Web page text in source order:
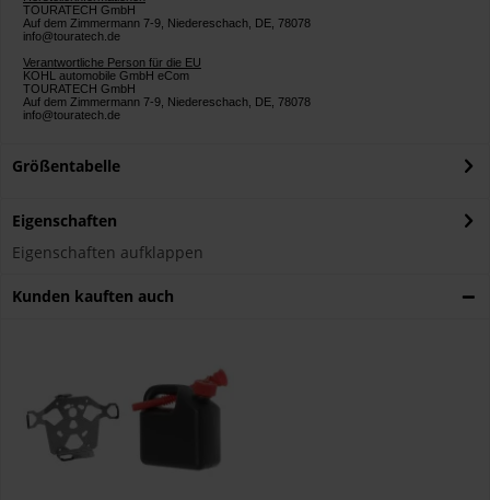
TOURATECH GmbH
Auf dem Zimmermann 7-9, Niedereschach, DE, 78078
info@touratech.de
Verantwortliche Person für die EU
KOHL automobile GmbH eCom
TOURATECH GmbH
Auf dem Zimmermann 7-9, Niedereschach, DE, 78078
info@touratech.de
Größentabelle
Eigenschaften
Eigenschaften aufklappen
Kunden kauften auch